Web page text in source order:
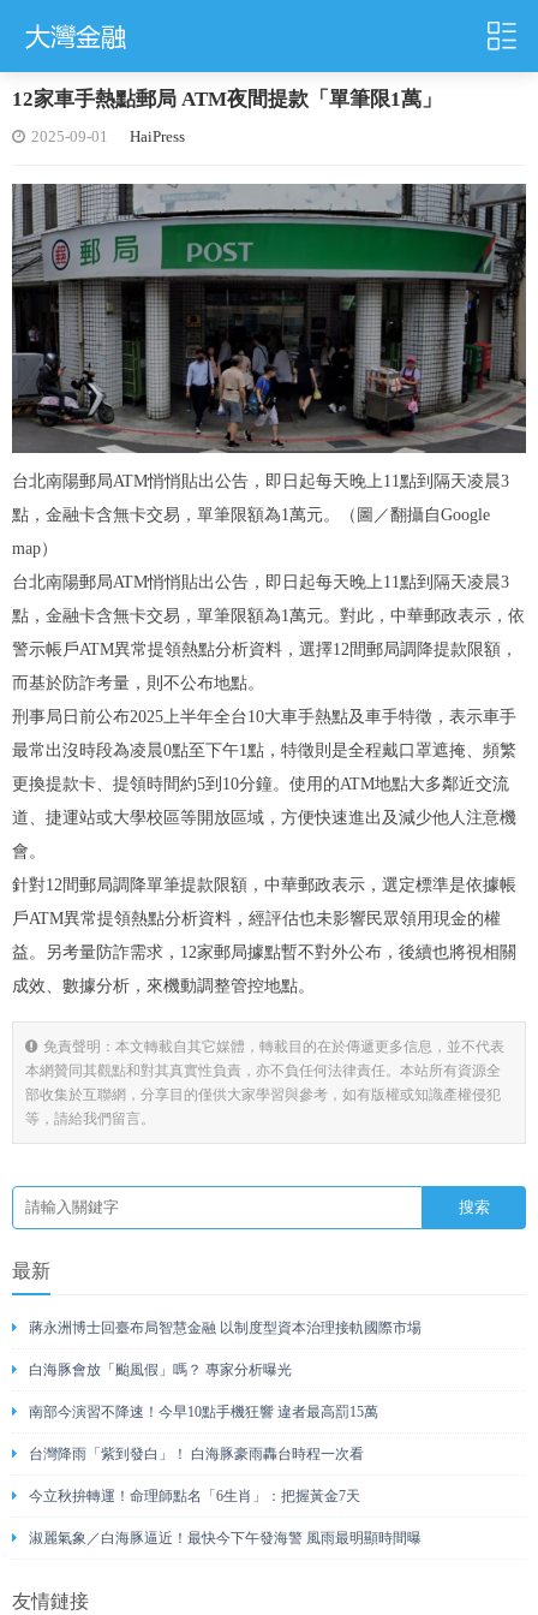
12家車手熱點郵局 ATM夜間提款「單筆限1萬」
2025-09-01 HaiPress
台北南陽郵局ATM悄悄貼出公告，即日起每天晚上11點到隔天凌晨3
點，金融卡含無卡交易，單筆限額為1萬元。（圖／翻攝自Google
map）
台北南陽郵局ATM悄悄貼出公告，即日起每天晚上11點到隔天凌晨3
點，金融卡含無卡交易，單筆限額為1萬元。對此，中華郵政表示，依
警示帳戶ATM異常提領熱點分析資料，選擇12間郵局調降提款限額，
而基於防詐考量，則不公布地點。
刑事局日前公布2025上半年全台10大車手熱點及車手特徵，表示車手
最常出沒時段為凌晨0點至下午1點，特徵則是全程戴口罩遮掩、頻繁
更換提款卡、提領時間約5到10分鐘。使用的ATM地點大多鄰近交流
道、捷運站或大學校區等開放區域，方便快速進出及減少他人注意機
會。
針對12間郵局調降單筆提款限額，中華郵政表示，選定標準是依據帳
戶ATM異常提領熱點分析資料，經評估也未影響民眾領用現金的權
益。另考量防詐需求，12家郵局據點暫不對外公布，後續也將視相關
成效、數據分析，來機動調整管控地點。
免責聲明：本文轉載自其它媒體，轉載目的在於傳遞更多信息，並不代表
本網贊同其觀點和對其真實性負責，亦不負任何法律責任。本站所有資源全
部收集於互聯網，分享目的僅供大家學習與參考，如有版權或知識產權侵犯
等，請給我們留言。
最新
蔣永洲博士回臺布局智慧金融 以制度型資本治理接軌國際市場
白海豚會放「颱風假」嗎？ 專家分析曝光
南部今演習不降速！今早10點手機狂響 違者最高罰15萬
台灣降雨「紫到發白」！ 白海豚豪雨轟台時程一次看
今立秋拚轉運！命理師點名「6生肖」：把握黃金7天
淑麗氣象／白海豚逼近！最快今下午發海警 風雨最明顯時間曝
友情鏈接